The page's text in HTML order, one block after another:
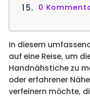
0
In diesem
auf eine Reise, um
Handnähstiche zu
oder erfahrener
verfeinern möchte,